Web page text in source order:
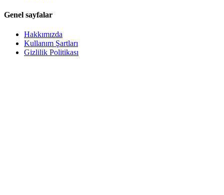
Genel sayfalar
Hakkımızda
Kullanım Şartları
Gizlilik Politikası